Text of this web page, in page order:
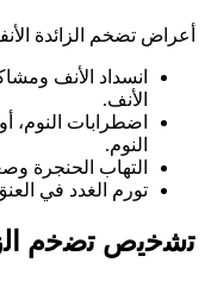
أعراض تضخم الزائدة
انسداد الأنف
الأنف.
اضطرابات النوم،
النوم.
التهاب الحنجرة
تورم الغدد في
ﺗﺷﺧﯾص ﺗﺿﺧم